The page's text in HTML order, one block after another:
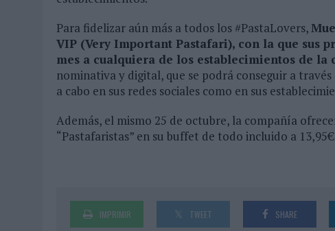
Para fidelizar aún más a todos los #PastaLovers,
VIP (Very Important Pastafari), con la que sus
mes a cualquiera de los establecimientos de la
nominativa y digital, que se podrá conseguir a
a cabo en sus redes sociales como en sus
Además, el mismo 25 de octubre, la compañía
“Pastafaristas” en su buffet de todo incluido a
IMPRIMIR TWEET SHARE